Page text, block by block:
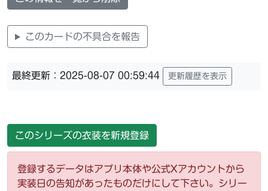
このカードの不具合を報告
最終更新：2025-08-07 00:59:44 更新履歴を表示
このシリーズの衣装を新規登録
登録するデータはアプリ本体や公式Xアカウントから
実装日の告知があったものだけにして下さい。シリー